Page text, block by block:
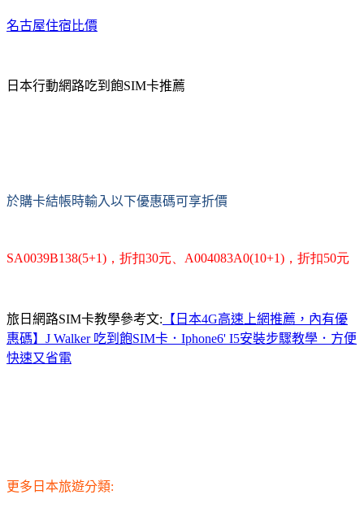
名古屋住宿比價
日本行動網路吃到飽SIM卡推薦
於購卡結帳時輸入以下優惠碼可享折價
SA0039B138(5+1)，折扣30元、 A004083A0(10+1)，折扣50元
旅日網路SIM卡教學參考文: 【日本4G高速上網推薦，內有優
惠碼】J Walker 吃到飽SIM卡．Iphone6' I5安裝步驟教學．方便
快速又省電
更多日本旅遊分類: